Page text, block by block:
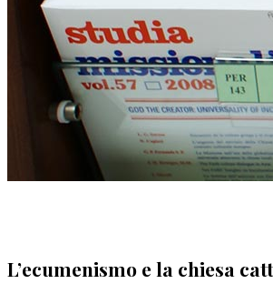
L’ecumenismo e la chiesa